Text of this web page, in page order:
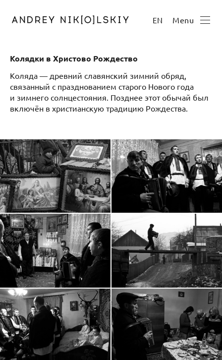
EN Menu
Колядки в Христово Рождество
Коляда — древний славянский зимний обряд,
связанный с празднованием старого Нового года
и зимнего солнцестояния. Позднее этот обычай был
включён в христианскую традицию Рождества.